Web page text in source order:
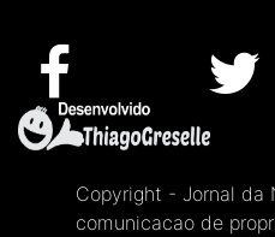
Copyright - Jornal da
comunicacao de